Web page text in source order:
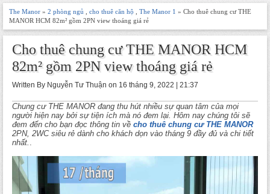
The Manor » 2 phòng ngủ cho thuê căn hộ The Manor 1 » Cho thuê chung cư THE
MANOR HCM 82m² gồm 2PN view thoáng giá rẻ
Cho thuê chung cư THE MANOR HCM
82m² gồm 2PN view thoáng giá rẻ
Written By Nguyễn Tư Thuận on 16 tháng 9, 2022 | 21:37
Chung cư THE MANOR đang thu hút nhiều sự quan tâm của mọi
người hiện nay bởi sự tiện ích mà nó đem lại. Hôm nay chúng tôi sẽ
đem đến cho bạn đọc thông tin về cho thuê chung cư THE MANOR
2PN, 2WC siêu rẻ dành cho khách dọn vào tháng 9 đầy đủ và chi tiết
nhất. .